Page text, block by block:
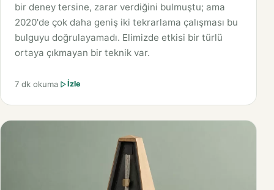
bir deney tersine, zarar verdiğini bulmuştu; ama
2020'de çok daha geniş iki tekrarlama çalışması bu
bulguyu doğrulayamadı. Elimizde etkisi bir türlü
ortaya çıkmayan bir teknik var.
7 dk okuma İzle